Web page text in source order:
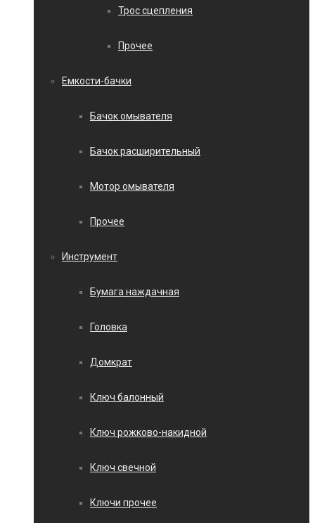
Трос сцепления
Прочее
Емкости-бачки
Бачок омывателя
Бачок расширительный
Мотор омывателя
Прочее
Инструмент
Бумага наждачная
Головка
Домкрат
Ключ балонный
Ключ рожково-накидной
Ключ свечной
Ключи прочее